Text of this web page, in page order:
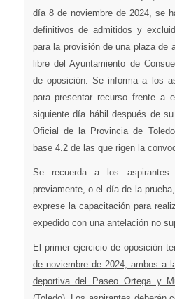
día 8 de noviembre de 2024, se
definitivos de admitidos y
para la provisión de una plaza de
libre del Ayuntamiento de
de oposición. Se informa a los
para presentar recurso frente a
siguiente día hábil después de
Oficial de la Provincia de
base 4.2 de las que rigen la
Se recuerda a los aspirantes
previamente, o el día de la
exprese la capacitación para
expedido con una antelación no
El primer ejercicio de oposición
de noviembre de 2024, ambos a
deportiva del Paseo Ortega y